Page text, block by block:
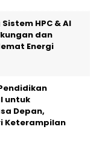
HPC & AI
dan
Energi
untuk
Depan,
Keterampilan